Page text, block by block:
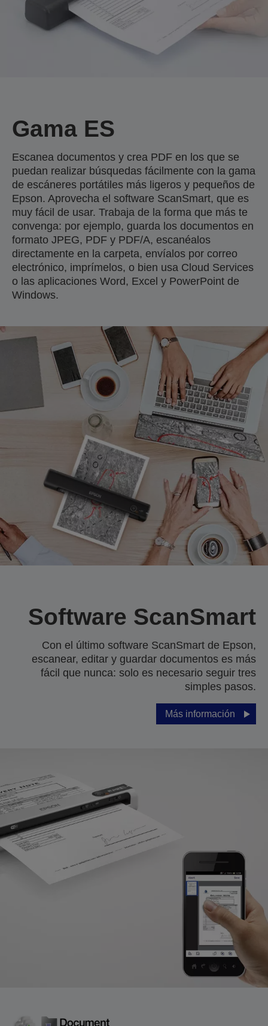
Gama ES
Escanea documentos y crea PDF en los que se
puedan realizar búsquedas fácilmente con la gama
de escáneres portátiles más ligeros y pequeños de
Epson. Aprovecha el software ScanSmart, que es
muy fácil de usar. Trabaja de la forma que más te
convenga: por ejemplo, guarda los documentos en
formato JPEG, PDF y PDF/A, escanéalos
directamente en la carpeta, envíalos por correo
electrónico, imprímelos, o bien usa Cloud Services
o las aplicaciones Word, Excel y PowerPoint de
Windows.
Software ScanSmart
Con el último software ScanSmart de Epson,
escanear, editar y guardar documentos es más
fácil que nunca: solo es necesario seguir tres
simples pasos.
Más información